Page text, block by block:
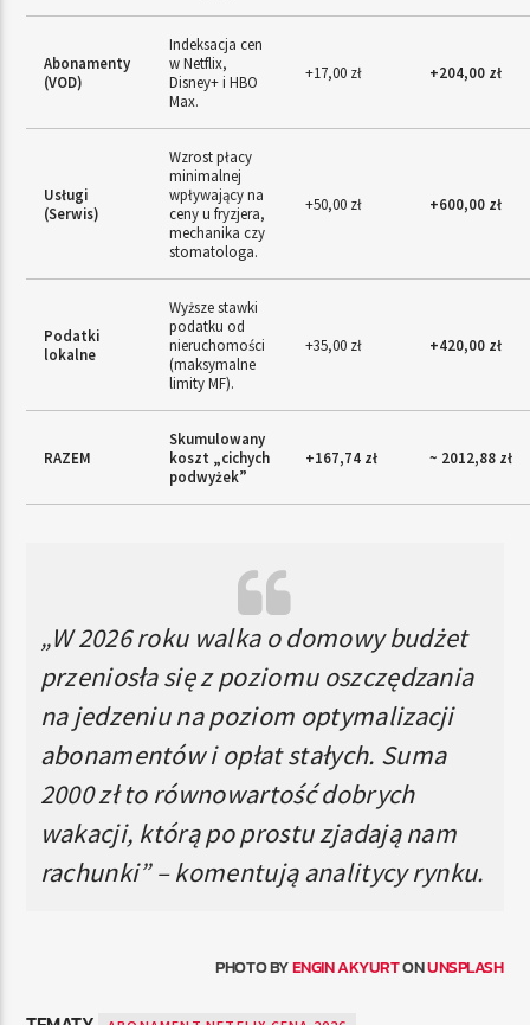
Abonamenty
(VOD)
Indeksacja cen
w Netflix,
Disney+ i HBO
Max.
+17,00 zł +204,00 zł
Usługi
(Serwis)
Wzrost płacy
minimalnej
wpływający na
ceny u fryzjera,
mechanika czy
stomatologa.
+50,00 zł +600,00 zł
Podatki
lokalne
Wyższe stawki
podatku od
nieruchomości
(maksymalne
limity MF).
+35,00 zł +420,00 zł
RAZEM
Skumulowany
koszt „cichych
podwyżek”
+167,74 zł ~ 2012,88 zł
„W 2026 roku walka o domowy budżet
przeniosła się z poziomu oszczędzania
na jedzeniu na poziom optymalizacji
abonamentów i opłat stałych. Suma
2000 zł to równowartość dobrych
wakacji, którą po prostu zjadają nam
rachunki” – komentują analitycy rynku.
PHOTO BYENGIN AKYURTONUNSPLASH